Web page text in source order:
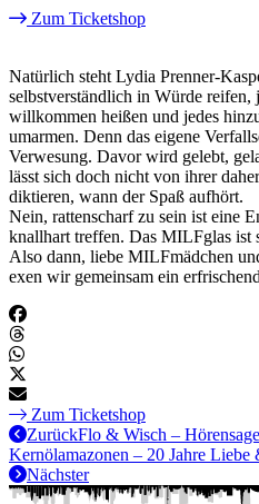
Zum Ticketshop
Natürlich steht Lydia Prenner-
selbstverständlich in Würde reifen,
willkommen heißen und jedes
umarmen. Denn das eigene
Verwesung. Davor wird gelebt,
lässt sich doch nicht von ihrer
diktieren, wann der Spaß aufhört.
Nein, rattenscharf zu sein ist eine
knallhart treffen. Das MILFglas ist
Also dann, liebe MILFmädchen
exen wir gemeinsam ein
Zum Ticketshop
ZurückFlo & Wisch –
Kernölamazonen – 20 Jahre
Nächster